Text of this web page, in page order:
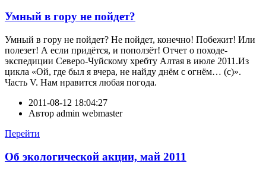
Умный в гору не пойдет?
Умный в гору не пойдет? Не пойдет, конечно! Побежит! Или
полезет! А если придётся, и поползёт! Отчет о походе-
экспедиции Северо-Чуйскому хребту Алтая в июле 2011.Из
цикла «Ой, где был я вчера, не найду днём с огнём… (с)».
Часть V. Нам нравится любая погода.
2011-08-12 18:04:27
Автор admin webmaster
Перейти
Об экологической акции, май 2011